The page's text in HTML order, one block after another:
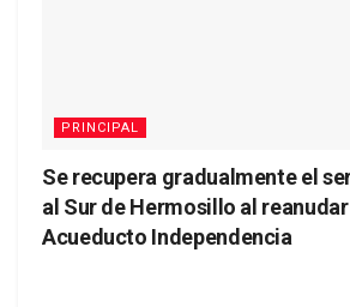
PRINCIPAL
Se recupera gradualmente el
al Sur de Hermosillo al
Acueducto Independencia